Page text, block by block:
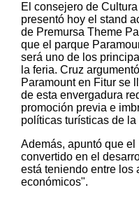
El consejero de
presentó hoy el stand
de Premursa Theme
que el parque
será uno de los
la feria. Cruz
Paramount en Fitur se
de esta envergadura
promoción previa e
políticas turísticas de
Además, apuntó que
convertido en el
está teniendo entre los
económicos".